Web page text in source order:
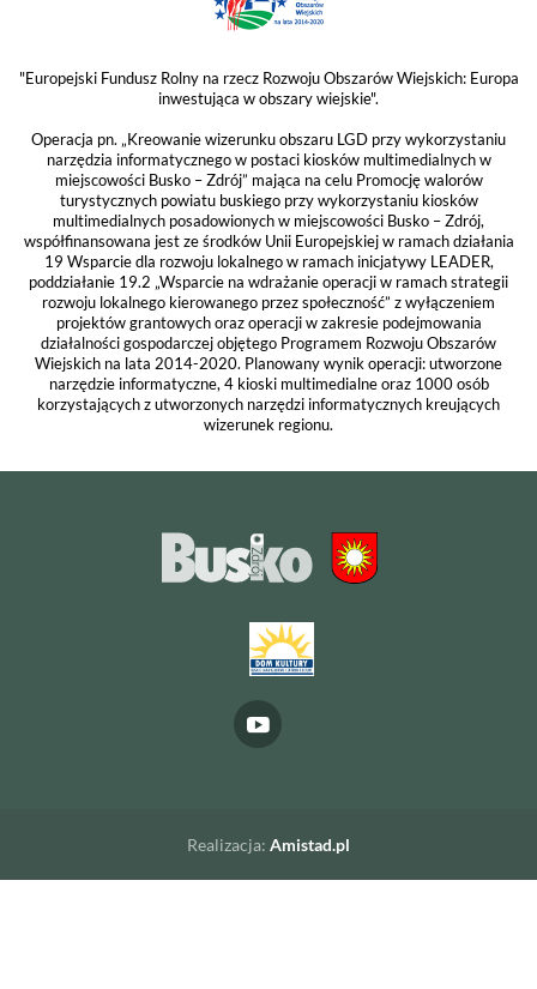
"Europejski Fundusz Rolny na rzecz Rozwoju Obszarów Wiejskich: Europa
inwestująca w obszary wiejskie".
Operacja pn. „Kreowanie wizerunku obszaru LGD przy wykorzystaniu
narzędzia informatycznego w postaci kiosków multimedialnych w
miejscowości Busko – Zdrój” mająca na celu Promocję walorów
turystycznych powiatu buskiego przy wykorzystaniu kiosków
multimedialnych posadowionych w miejscowości Busko – Zdrój,
współfinansowana jest ze środków Unii Europejskiej w ramach działania
19 Wsparcie dla rozwoju lokalnego w ramach inicjatywy LEADER,
poddziałanie 19.2 „Wsparcie na wdrażanie operacji w ramach strategii
rozwoju lokalnego kierowanego przez społeczność” z wyłączeniem
projektów grantowych oraz operacji w zakresie podejmowania
działalności gospodarczej objętego Programem Rozwoju Obszarów
Wiejskich na lata 2014-2020. Planowany wynik operacji: utworzone
narzędzie informatyczne, 4 kioski multimedialne oraz 1000 osób
korzystających z utworzonych narzędzi informatycznych kreujących
wizerunek regionu.
Realizacja: Amistad.pl